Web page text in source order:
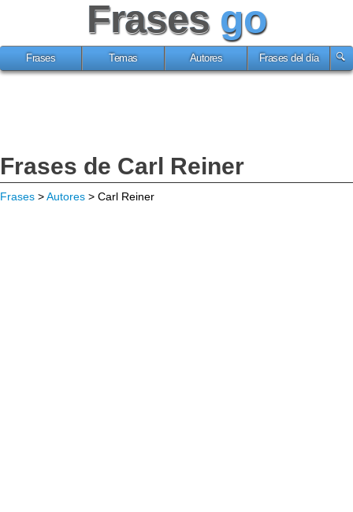
Frases go
Frases Temas Autores Frases del día
Frases de Carl Reiner
Frases >Autores > Carl Reiner